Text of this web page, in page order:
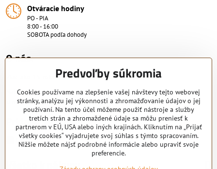
Otváracie hodiny
PO - PIA
8:00 - 16:00
SOBOTA podľa dohody
O nás.
Viac ako 15 rokov skúsenosti.
Nakupujte od overeného predajcu s certifikovaným servisným
strediskom. KRB-TECH s.r.o.
Pridajte sa k nám
Facebook
Všetko k nákupu
Predvoľby súkromia
Cookies používame na zlepšenie vašej návštevy tejto webovej
stránky, analýzu jej výkonnosti a zhromažďovanie údajov o jej
používaní. Na tento účel môžeme použiť nástroje a služby
tretích strán a zhromaždené údaje sa môžu preniesť k
partnerom v EÚ, USA alebo iných krajinách. Kliknutím na „Prijať
všetky cookies“ vyjadrujete svoj súhlas s týmto spracovaním.
Nižšie môžete nájsť podrobné informácie alebo upraviť svoje
preferencie.